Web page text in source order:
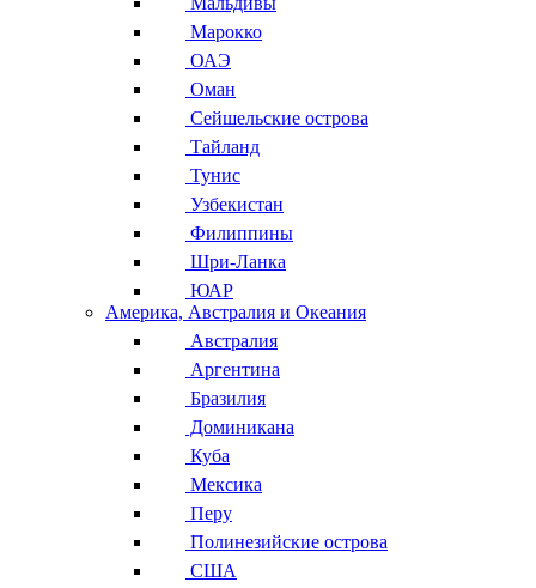
Марокко
ОАЭ
Оман
Сейшельские острова
Тайланд
Тунис
Узбекистан
Филиппины
Шри-Ланка
ЮАР
Америка, Австралия и Океания
Австралия
Аргентина
Бразилия
Доминикана
Куба
Мексика
Перу
Полинезийские острова
США